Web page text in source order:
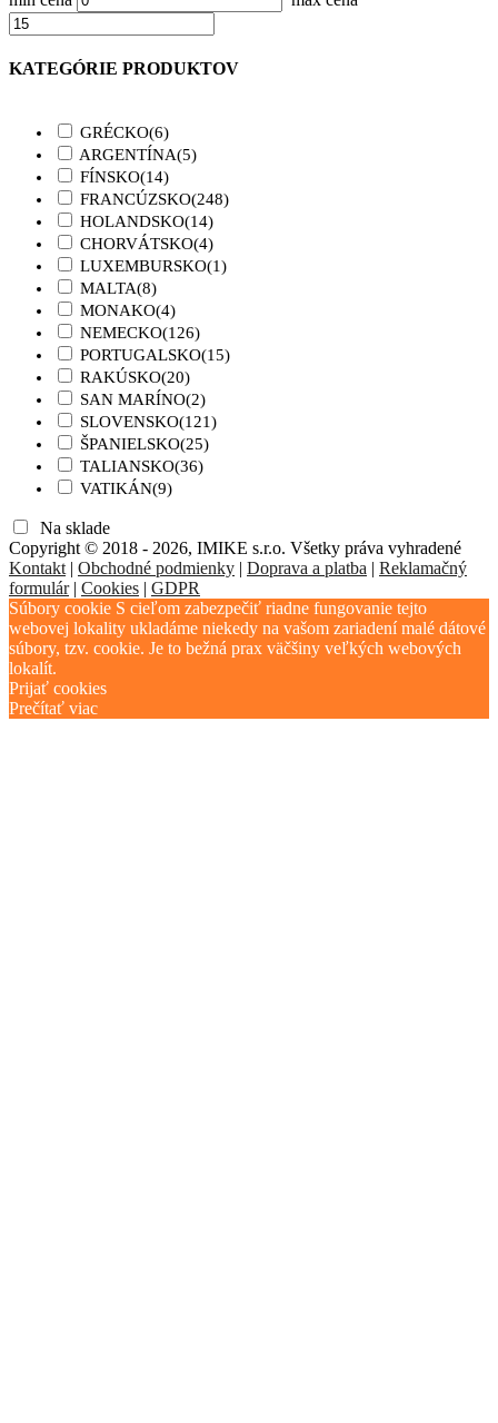
KATEGÓRIE PRODUKTOV
GRÉCKO(6)
ARGENTÍNA(5)
FÍNSKO(14)
FRANCÚZSKO(248)
HOLANDSKO(14)
CHORVÁTSKO(4)
LUXEMBURSKO(1)
MALTA(8)
MONAKO(4)
NEMECKO(126)
PORTUGALSKO(15)
RAKÚSKO(20)
SAN MARÍNO(2)
SLOVENSKO(121)
ŠPANIELSKO(25)
TALIANSKO(36)
VATIKÁN(9)
Na sklade
Copyright © 2018 - 2026, IMIKE s.r.o. Všetky práva vyhradené
Kontakt | Obchodné podmienky | Doprava a platba | Reklamačný
formulár| Cookies | GDPR
Súbory cookie S cieľom zabezpečiť riadne fungovanie tejto
webovej lokality ukladáme niekedy na vašom zariadení malé dátové
súbory, tzv. cookie. Je to bežná prax väčšiny veľkých webových
lokalít.
Prijať cookies
Prečítať viac